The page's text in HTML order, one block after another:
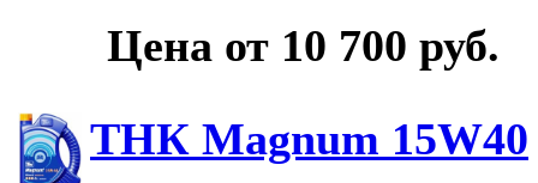
Цена от 10 700 руб.
ТНК Magnum 15W40